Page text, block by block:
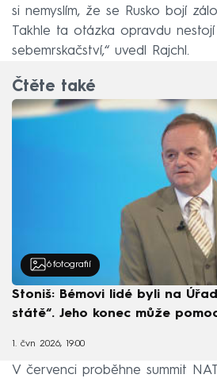
si nemyslím, že se Rusko bojí
Takhle ta otázka opravdu
sebemrskačství,“ uvedl Rajchl.
Čtěte také
6 fotografií
Stoniš: Bémovi lidé byli na
státě“. Jeho konec může
1. čvn 2026, 19:00
V červenci proběhne summit